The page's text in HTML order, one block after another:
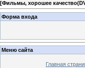
[Фильмы, хорошее
Форма входа
Меню сайта
Главная